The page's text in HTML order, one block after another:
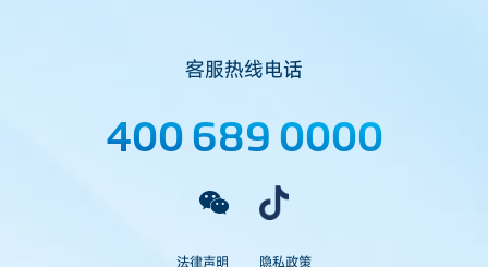
客服热线电话
400 689 0000
法律声明 隐私政策